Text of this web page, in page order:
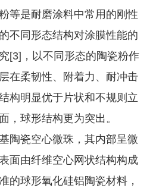
等是耐磨涂料中常用的刚性
不同形态结构对涂膜性能的
[3]，以不同形态的陶瓷粉作
在柔韧性、附着力、耐冲击
构明显优于片状和不规则立
，球形结构更为突出。
陶瓷空心微珠，其内部呈微
面由纤维空心网状结构构成
的球形氧化硅铝陶瓷材料，